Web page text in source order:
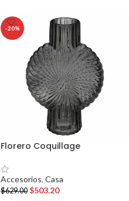
-20%
Florero Coquillage
Accesorios, Casa
$629.00 $503.20